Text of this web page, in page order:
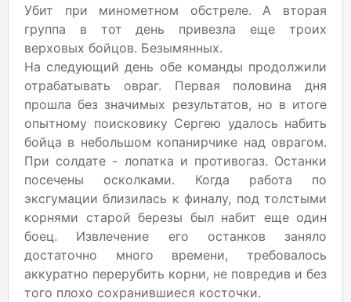
Убит при минометном обстреле. А вторая
группа в тот день привезла еще троих
верховых бойцов. Безымянных.
На следующий день обе команды продолжили
отрабатывать овраг. Первая половина дня
прошла без значимых результатов, но в итоге
опытному поисковику Сергею удалось набить
бойца в небольшом копанирчике над оврагом.
При солдате - лопатка и противогаз. Останки
посечены осколками. Когда работа по
эксгумации близилась к финалу, под толстыми
корнями старой березы был набит еще один
боец. Извлечение его останков заняло
достаточно много времени, требовалось
аккуратно перерубить корни, не повредив и без
того плохо сохранившиеся косточки.